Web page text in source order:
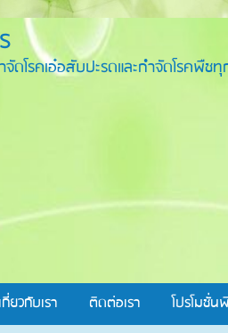
โรคเอ๋อสับปะรดและกำจัดโรคพืช
เกี่ยวกับเรา ติดต่อเรา โปรโมชั่น